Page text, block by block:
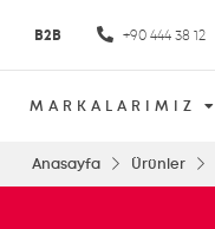
B2B +90 444 38 12
MARKALARIMIZ
Anasayfa Ürünler